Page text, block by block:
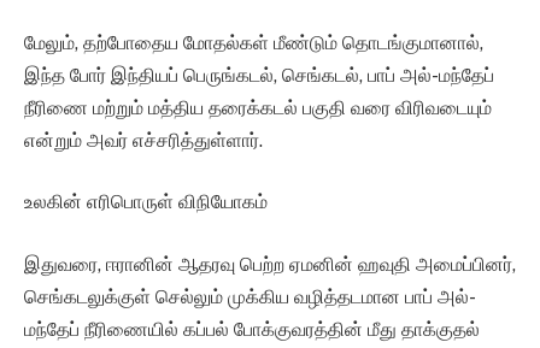
மேலும், தற்போதைய மோதல்கள் மீண்டும் தொடங்குமானால்,
இந்த போர் இந்தியப் பெருங்கடல், செங்கடல், பாப் அல்-மந்தேப்
நீரிணை மற்றும் மத்திய தரைக்கடல் பகுதி வரை விரிவடையும்
என்றும் அவர் எச்சரித்துள்ளார்.
உலகின் எரிபொருள் விநியோகம்
இதுவரை, ஈரானின் ஆதரவு பெற்ற ஏமனின் ஹவுதி அமைப்பினர்,
செங்கடலுக்குள் செல்லும் முக்கிய வழித்தடமான பாப் அல்-
மந்தேப் நீரிணையில் கப்பல் போக்குவரத்தின் மீது தாக்குதல்